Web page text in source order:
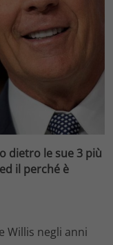
dietro le sue 3 più
il perché è
Willis negli anni